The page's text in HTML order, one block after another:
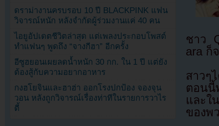
ชาว
ara ก็
สาวๆ
ตอน
และใ
ของพ
ดราม่างานครบรอบ 10 ปี BLACKPINK แฟน
วิจารณ์หนัก หลังจำกัดผู้ร่วมงานแค่ 40 คน
ไอยูอัปเดตชีวิตล่าสุด แต่เพลงประกอบโพสต์
ทำแฟนๆ พูดถึง “จางกีฮา” อีกครั้ง
อีซูฮยอนเผยลดน้ำหนัก 30 กก. ใน 1 ปี แต่ยัง
ต้องสู้กับความอยากอาหาร
กงฮโยจินและฮาฮ่า ออกโรงปกป้อง จองจุน
วอน หลังถูกวิจารณ์เรื่องท่าทีในรายการวาไร
ตี้